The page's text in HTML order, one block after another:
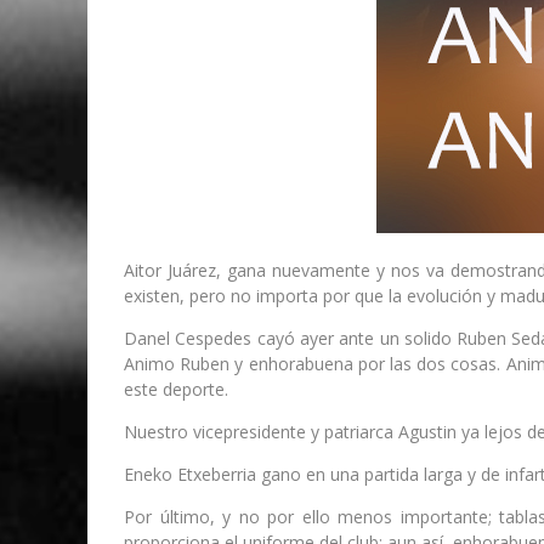
Aitor Juárez, gana nuevamente y nos va
existen, pero no importa por que la evolución y
Danel Cespedes cayó ayer ante un solido Ruben
Animo Ruben y enhorabuena por las dos cosas.
este deporte.
Nuestro vicepresidente y patriarca Agustin ya lejos
Eneko Etxeberria gano en una partida larga y de
Por último, y no por ello menos importante;